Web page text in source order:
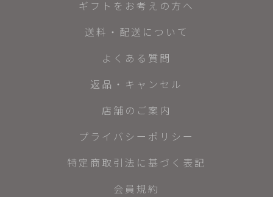
ギフトをお考えの方へ
送料・配送について
よくある質問
返品・キャンセル
店舗のご案内
プライバシーポリシー
特定商取引法に基づく表記
会員規約